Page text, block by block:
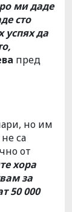
ми даде
сто
успях да
пред
но им
са
от
хора
за
50 000